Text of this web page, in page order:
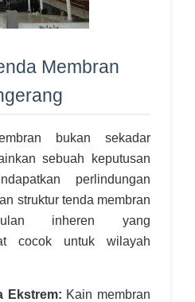
Membran
bukan sekadar
sebuah keputusan
perlindungan
struktur tenda membran
inheren yang
cocok untuk wilayah
Ekstrem: Kain membran